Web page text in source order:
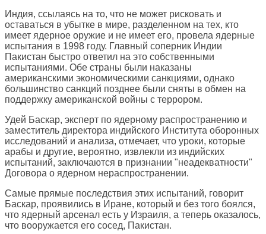
Индия, ссылаясь на то, что не может рисковать и
оставаться в убытке в мире, разделенном на тех, кто
имеет ядерное оружие и не имеет его, провела ядерные
испытания в 1998 году. Главный соперник Индии
Пакистан быстро ответил на это собственными
испытаниями. Обе страны были наказаны
американскими экономическими санкциями, однако
большинство санкций позднее были сняты в обмен на
поддержку американской войны с террором.
Удей Баскар, эксперт по ядерному распространению и
заместитель директора индийского Института оборонных
исследований и анализа, отмечает, что уроки, которые
арабы и другие, вероятно, извлекли из индийских
испытаний, заключаются в признании "неадекватности"
Договора о ядерном нераспространении.
Самые прямые последствия этих испытаний, говорит
Баскар, проявились в Иране, который и без того боялся,
что ядерный арсенал есть у Израиля, а теперь оказалось,
что вооружается его сосед, Пакистан.